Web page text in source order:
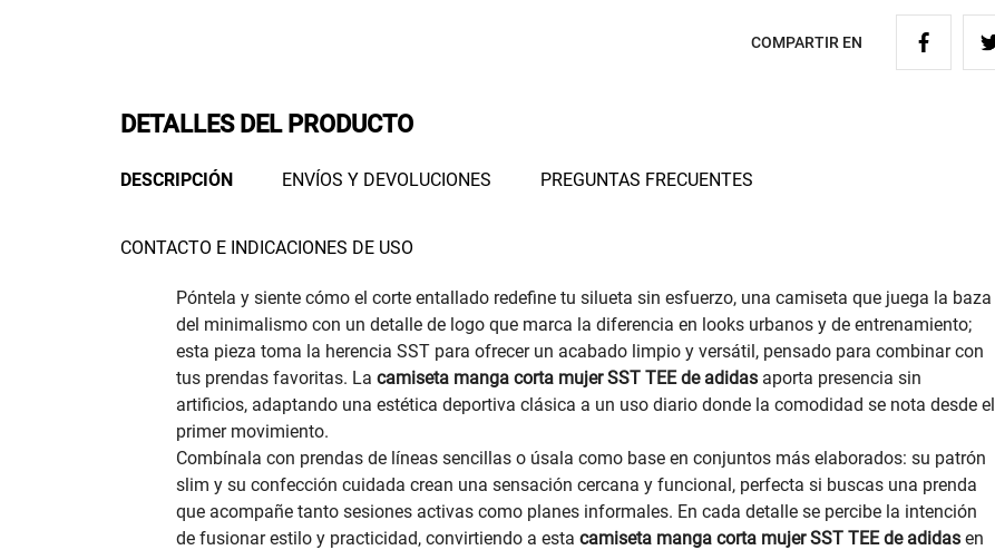
COMPARTIR EN
DETALLES DEL PRODUCTO
DESCRIPCIÓN ENVÍOS Y DEVOLUCIONES PREGUNTAS FRECUENTES
CONTACTO E INDICACIONES DE USO
Póntela y siente cómo el corte entallado redefine tu silueta sin esfuerzo, una camiseta que juega la baza
del minimalismo con un detalle de logo que marca la diferencia en looks urbanos y de entrenamiento;
esta pieza toma la herencia SST para ofrecer un acabado limpio y versátil, pensado para combinar con
tus prendas favoritas. La camiseta manga corta mujer SST TEE de adidasaporta presencia sin
artificios, adaptando una estética deportiva clásica a un uso diario donde la comodidad se nota desde el
primer movimiento.
Combínala con prendas de líneas sencillas o úsala como base en conjuntos más elaborados: su patrón
slim y su confección cuidada crean una sensación cercana y funcional, perfecta si buscas una prenda
que acompañe tanto sesiones activas como planes informales. En cada detalle se percibe la intención
de fusionar estilo y practicidad, convirtiendo a esta camiseta manga corta mujer SST TEE de adidasen